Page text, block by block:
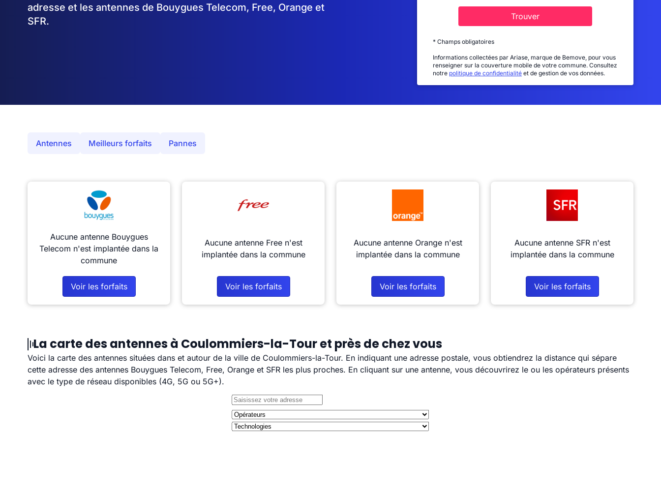
adresse et les antennes de Bouygues Telecom, Free, Orange et
SFR.
Trouver
* Champs obligatoires
Informations collectées par Ariase, marque de Bemove, pour vous
renseigner sur la couverture mobile de votre commune. Consultez
notre politique de confidentialité et de gestion de vos données.
Antennes Meilleurs forfaits Pannes
Aucune antenne Bouygues
Telecom n'est implantée dans la
commune
Voir les forfaits
Aucune antenne Free n'est
implantée dans la commune
Voir les forfaits
Aucune antenne Orange n'est
implantée dans la commune
Voir les forfaits
Aucune antenne SFR n'est
implantée dans la commune
Voir les forfaits
La carte des antennes à Coulommiers-la-Tour et près de chez vous
Voici la carte des antennes situées dans et autour de la ville de Coulommiers-la-Tour. En indiquant une adresse postale, vous obtiendrez la distance qui sépare
cette adresse des antennes Bouygues Telecom, Free, Orange et SFR les plus proches. En cliquant sur une antenne, vous découvrirez le ou les opérateurs présents
avec le type de réseau disponibles (4G, 5G ou 5G+).